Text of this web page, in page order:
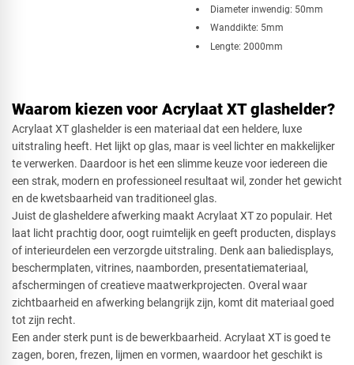
Diameter inwendig: 50mm
Wanddikte: 5mm
Lengte: 2000mm
Waarom kiezen voor Acrylaat XT glashelder?
Acrylaat XT glashelder is een materiaal dat een heldere, luxe
uitstraling heeft. Het lijkt op glas, maar is veel lichter en makkelijker
te verwerken. Daardoor is het een slimme keuze voor iedereen die
een strak, modern en professioneel resultaat wil, zonder het gewicht
en de kwetsbaarheid van traditioneel glas.
Juist de glasheldere afwerking maakt Acrylaat XT zo populair. Het
laat licht prachtig door, oogt ruimtelijk en geeft producten, displays
of interieurdelen een verzorgde uitstraling. Denk aan baliedisplays,
beschermplaten, vitrines, naamborden, presentatiemateriaal,
afschermingen of creatieve maatwerkprojecten. Overal waar
zichtbaarheid en afwerking belangrijk zijn, komt dit materiaal goed
tot zijn recht.
Een ander sterk punt is de bewerkbaarheid. Acrylaat XT is goed te
zagen, boren, frezen, lijmen en vormen, waardoor het geschikt is